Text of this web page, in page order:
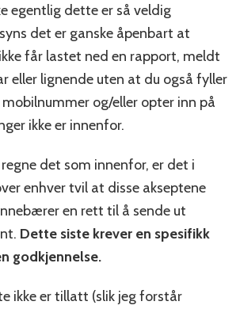
egentlig dette er så veldig
det er ganske åpenbart at
får lastet ned en rapport, meldt
eller lignende uten at du også fyller
og/eller opter inn på
ikke er innenfor.
det som innenfor, er det i
enhver tvil at disse akseptene
en rett til å sende ut
Dette siste krever en spesifikk
godkjennelse.
ikke er tillatt (slik jeg forstår